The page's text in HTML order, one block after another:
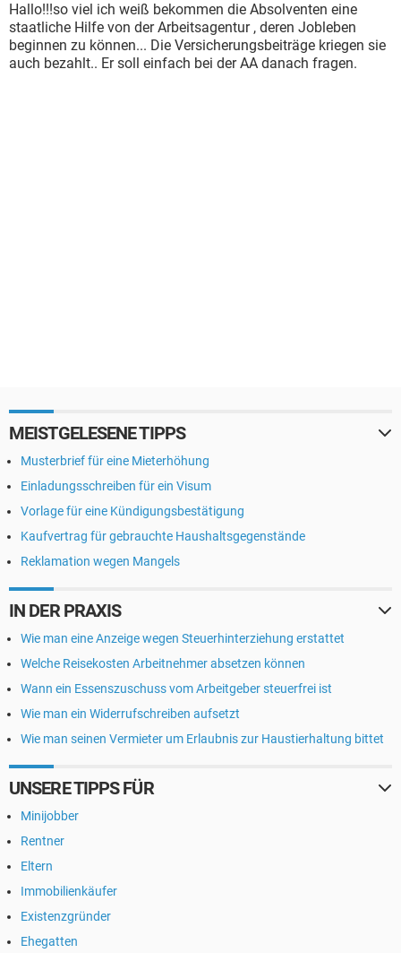
Hallo!!!so viel ich weiß bekommen die Absolventen eine
staatliche Hilfe von der Arbeitsagentur , deren Jobleben
beginnen zu können... Die Versicherungsbeiträge kriegen sie
auch bezahlt.. Er soll einfach bei der AA danach fragen.
MEISTGELESENE TIPPS
Musterbrief für eine Mieterhöhung
Einladungsschreiben für ein Visum
Vorlage für eine Kündigungsbestätigung
Kaufvertrag für gebrauchte Haushaltsgegenstände
Reklamation wegen Mangels
IN DER PRAXIS
Wie man eine Anzeige wegen Steuerhinterziehung erstattet
Welche Reisekosten Arbeitnehmer absetzen können
Wann ein Essenszuschuss vom Arbeitgeber steuerfrei ist
Wie man ein Widerrufschreiben aufsetzt
Wie man seinen Vermieter um Erlaubnis zur Haustierhaltung bittet
UNSERE TIPPS FÜR
Minijobber
Rentner
Eltern
Immobilienkäufer
Existenzgründer
Ehegatten